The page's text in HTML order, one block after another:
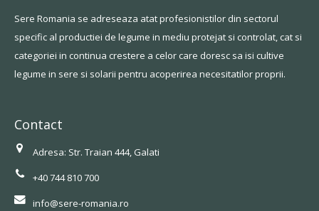
Sere Romania se adreseaza atat profesionistilor din sectorul
specific al productiei de legume in mediu protejat si controlat, cat si
categoriei in continua crestere a celor care doresc sa isi cultive
legume in sere si solarii pentru acoperirea necesitatilor proprii.
Contact
Adresa: Str. Traian 444, Galati
+40 744 810 700
info@sere-romania.ro